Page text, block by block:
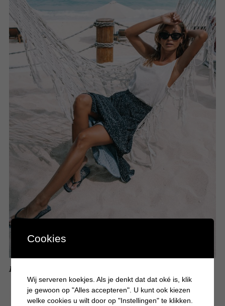
Luchtige outfits om de zomer door te komen
Cookies
Wij serveren koekjes. Als je denkt dat dat oké is, klik
je gewoon op "Alles accepteren". U kunt ook kiezen
welke cookies u wilt door op "Instellingen" te klikken.